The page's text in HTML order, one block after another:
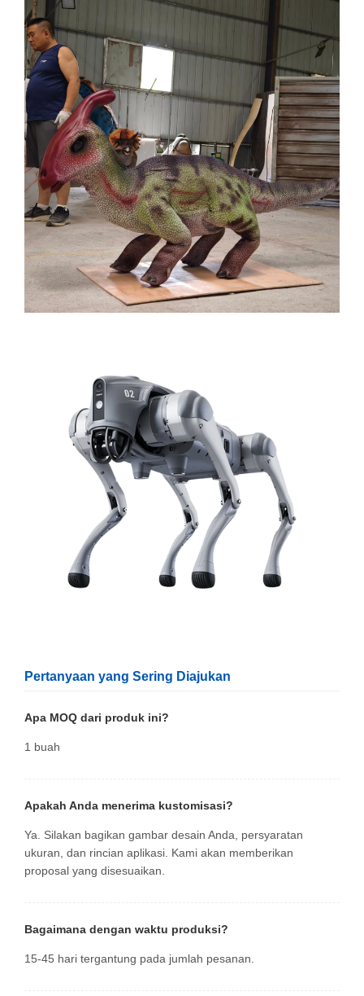
Pertanyaan yang Sering Diajukan
Apa MOQ dari produk ini?
1 buah
Apakah Anda menerima kustomisasi?
Ya. Silakan bagikan gambar desain Anda, persyaratan
ukuran, dan rincian aplikasi. Kami akan memberikan
proposal yang disesuaikan.
Bagaimana dengan waktu produksi?
15-45 hari tergantung pada jumlah pesanan.